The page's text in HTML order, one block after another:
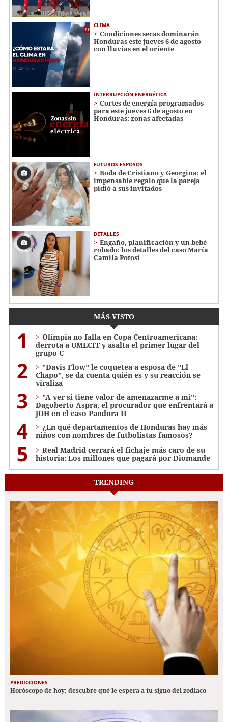
CLIMA
Condiciones secas dominarán
Honduras este jueves 6 de agosto
con lluvias en el oriente
INTERRUPCIÓN ENERGÉTICA
Cortes de energía programados
para este jueves 6 de agosto en
Honduras: zonas afectadas
FUTUROS ESPOSOS
Boda de Cristiano y Georgina: el
impensable regalo que la pareja
pidió a sus invitados
DETALLES
Engaño, planificación y un bebé
robado: los detalles del caso María
Camila Potosí
MÁS VISTO
1
Olimpia no falla en Copa Centroamericana:
derrota a UMECIT y asalta el primer lugar del
grupo C
2
"Davis Flow" le coquetea a esposa de "El
Chapo", se da cuenta quién es y su reacción se
viraliza
3
"A ver si tiene valor de amenazarme a mí":
Dagoberto Aspra, el procurador que enfrentará a
JOH en el caso Pandora II
4
¿En qué departamentos de Honduras hay más
niños con nombres de futbolistas famosos?
5
Real Madrid cerrará el fichaje más caro de su
historia: Los millones que pagará por Diomande
TRENDING
PREDICCIONES
Horóscopo de hoy: descubre qué le espera a tu signo del zodiaco